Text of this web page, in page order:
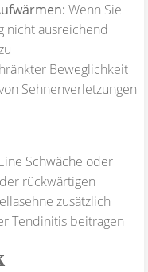
Wenn Sie
nicht ausreichend
Beweglichkeit
Sehnenverletzungen
Schwäche oder
rückwärtigen
zusätzlich
Tendinitis beitragen